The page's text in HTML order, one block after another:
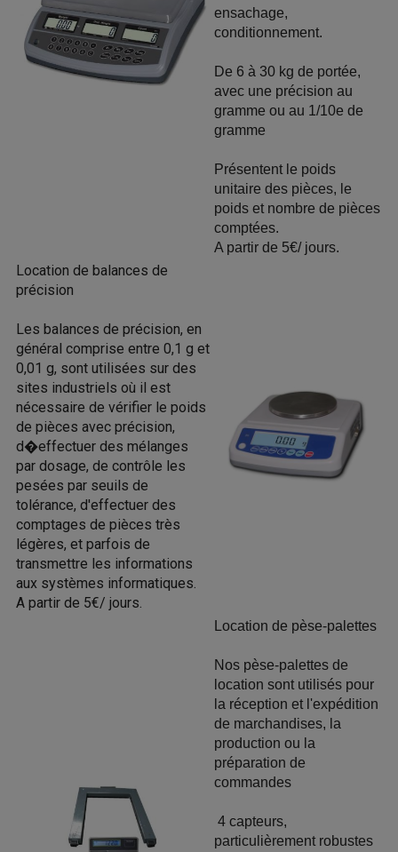
ensachage,
conditionnement.
De 6 à 30 kg de portée,
avec une précision au
gramme ou au 1/10e de
gramme
Présentent le poids
unitaire des pièces, le
poids et nombre de pièces
comptées.
A partir de 5€/ jours.
Location de balances de
précision
Les balances de précision, en
général comprise entre 0,1 g et
0,01 g, sont utilisées sur des
sites industriels où il est
nécessaire de vérifier le poids
de pièces avec précision,
d�effectuer des mélanges
par dosage, de contrôle les
pesées par seuils de
tolérance, d'effectuer des
comptages de pièces très
légères, et parfois de
transmettre les informations
aux systèmes informatiques.
A partir de 5€/ jours.
Location de pèse-palettes
Nos pèse-palettes de
location sont utilisés pour
la réception et l'expédition
de marchandises, la
production ou la
préparation de
commandes
4 capteurs,
particulièrement robustes